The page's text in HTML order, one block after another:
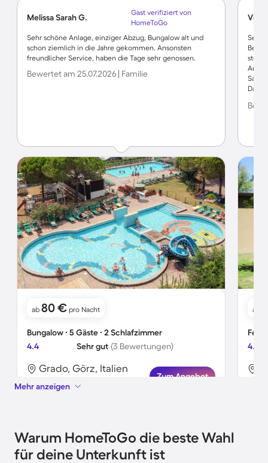
Melissa Sarah G.
Gast verifiziert von
HomeToGo
Sehr schöne Anlage, einziger Abzug, Bungalow alt und
schon ziemlich in die Jahre gekommen. Ansonsten
freundlicher Service, haben die Tage sehr genossen.
Bewertet am 25.07.2026 | Familie
ab 80 € pro Nacht
Bungalow ∙ 5 Gäste ∙ 2 Schlafzimmer
4.4
Sehr gut (3 Bewertungen)
Grado, Görz, Italien
Zum Angebot
Sehr
steht
Das
ab
4.3
Mehr anzeigen
Warum HomeToGo die beste Wahl
für deine Unterkunft ist